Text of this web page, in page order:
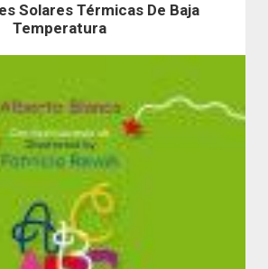
Solares Térmicas De Baja
Temperatura